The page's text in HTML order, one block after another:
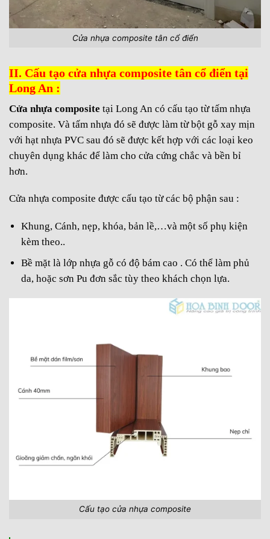
Cửa nhựa composite tân cổ điển
II. Cấu tạo cửa nhựa composite tân cổ điển tại
Long An :
Cửa nhựa composite tại Long An có cấu tạo từ tấm nhựa
composite. Và tấm nhựa đó sẽ được làm từ bột gỗ xay mịn
với hạt nhựa PVC sau đó sẽ được kết hợp với các loại keo
chuyên dụng khác để làm cho cửa cứng chắc và bền bỉ
hơn.
Cửa nhựa composite được cấu tạo từ các bộ phận sau :
Khung, Cánh, nẹp, khóa, bản lề,…và một số phụ kiện
kèm theo..
Bề mặt là lớp nhựa gỗ có độ bám cao . Có thể làm phủ
da, hoặc sơn Pu đơn sắc tùy theo khách chọn lựa.
Cấu tạo cửa nhựa composite